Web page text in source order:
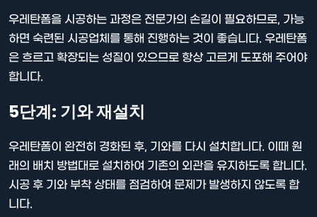
우레탄폼을 시공하는 과정은 전문가의 손길이 필요하므로, 가능
하면 숙련된 시공업체를 통해 진행하는 것이 좋습니다. 우레탄폼
은 흐르고 확장되는 성질이 있으므로 항상 고르게 도포해 주어야
합니다.
5단계: 기와 재설치
우레탄폼이 완전히 경화된 후, 기와를 다시 설치합니다. 이때 원
래의 배치 방법대로 설치하여 기존의 외관을 유지하도록 합니다.
시공 후 기와 부착 상태를 점검하여 문제가 발생하지 않도록 합
니다.